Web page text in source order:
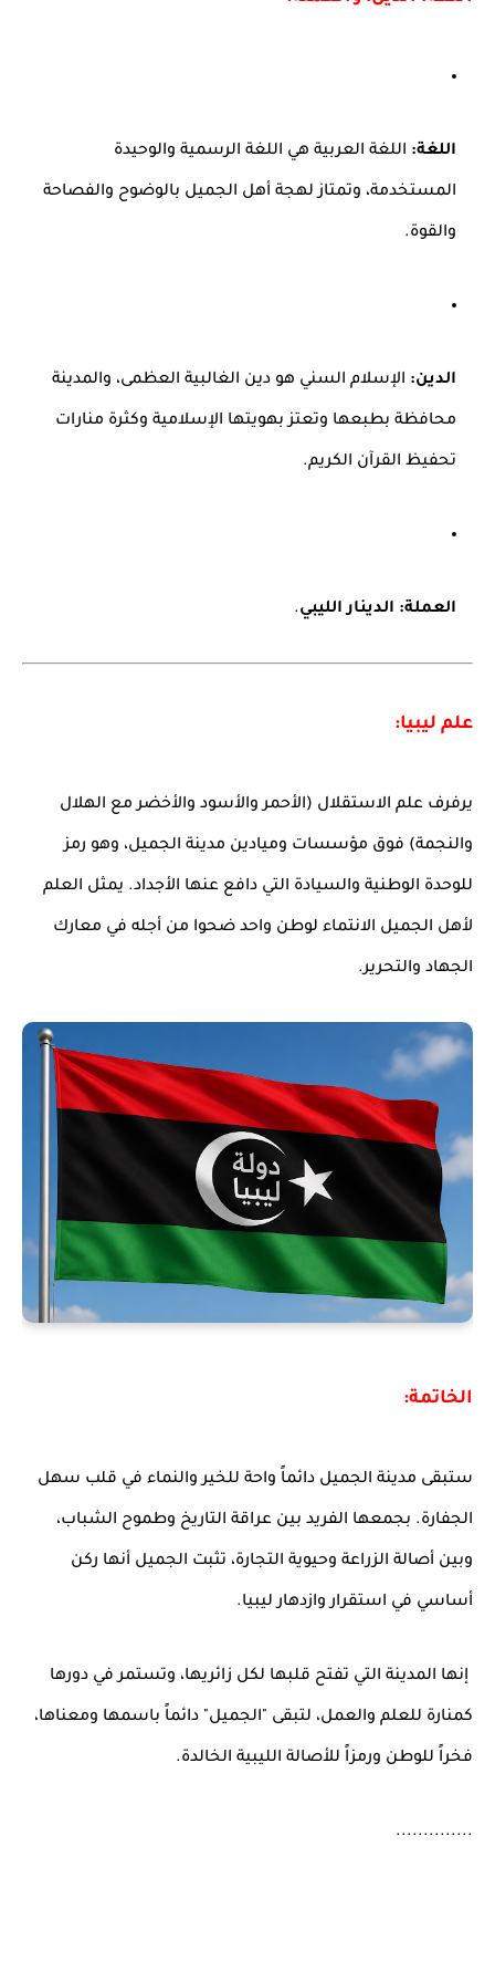
اللغة: اللغة العربية هي اللغة الرسمية والوحيدة
المستخدمة، وتمتاز لهجة أهل الجميل بالوضوح والفصاحة
والقوة.
الدين: الإسلام السني هو دين الغالبية العظمى، والمدينة
محافظة بطبعها وتعتز بهويتها الإسلامية وكثرة منارات
تحفيظ القرآن الكريم.
العملة: الدينار الليبي.
علم ليبيا:
يرفرف علم الاستقلال (الأحمر والأسود والأخضر مع الهلال
والنجمة) فوق مؤسسات وميادين مدينة الجميل، وهو رمز
للوحدة الوطنية والسيادة التي دافع عنها الأجداد. يمثل العلم
لأهل الجميل الانتماء لوطن واحد ضحوا من أجله في معارك
الجهاد والتحرير.
الخاتمة:
ستبقى مدينة الجميل دائماً واحة للخير والنماء في قلب سهل
الجفارة. بجمعها الفريد بين عراقة التاريخ وطموح الشباب،
وبين أصالة الزراعة وحيوية التجارة، تثبت الجميل أنها ركن
أساسي في استقرار وازدهار ليبيا.
إنها المدينة التي تفتح قلبها لكل زائريها، وتستمر في دورها
كمنارة للعلم والعمل، لتبقى "الجميل" دائماً باسمها ومعناها،
فخراً للوطن ورمزاً للأصالة الليبية الخالدة.
..............